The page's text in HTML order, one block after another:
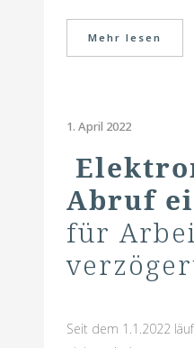
Mehr lesen
1. April 2022
Abruf
für
Seit dem 1.1.2022